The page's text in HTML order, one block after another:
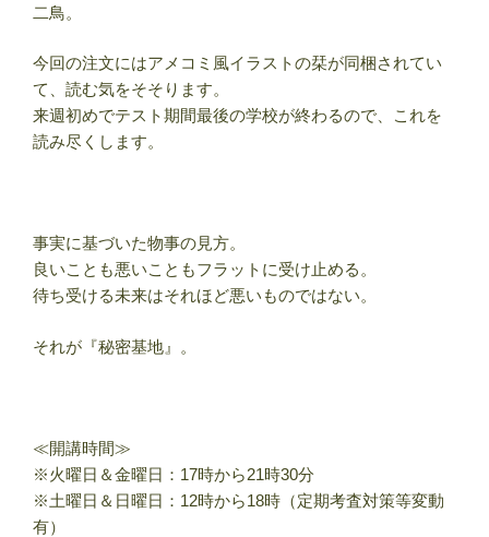
二鳥。
今回の注文にはアメコミ風イラストの栞が同梱されてい
て、読む気をそそります。
来週初めでテスト期間最後の学校が終わるので、これを
読み尽くします。
事実に基づいた物事の見方。
良いことも悪いこともフラットに受け止める。
待ち受ける未来はそれほど悪いものではない。
それが『秘密基地』。
≪開講時間≫
※火曜日＆金曜日：17時から21時30分
※土曜日＆日曜日：12時から18時（定期考査対策等変動
有）